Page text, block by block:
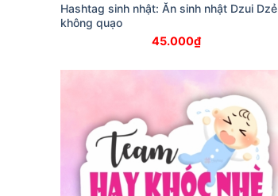
Hashtag sinh nhật: Ăn sinh nhật Dzui Dzẻ
không quạo
45.000₫